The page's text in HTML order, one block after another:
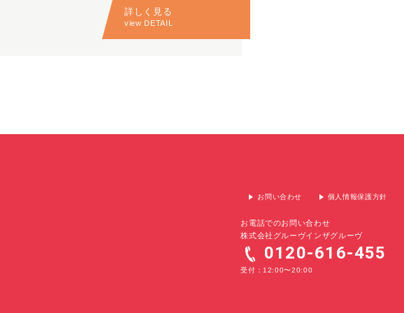
詳しく見る
view DETAIL
お問い合わせ 個人情報保護方針
お電話でのお問い合わせ
株式会社グルーヴインザグルーヴ
0120-616-455
受付：12:00〜20:00